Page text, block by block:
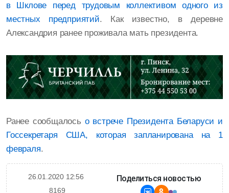
в Шклове перед трудовым коллективом одного из
местных предприятий. Как известно, в деревне
Александрия ранее проживала мать президента.
Ранее сообщалось о встрече Президента Беларуси и
Госсекретаря США, которая запланирована на 1
февраля.
26.01.2020 12:56
8169
Поделиться новостью